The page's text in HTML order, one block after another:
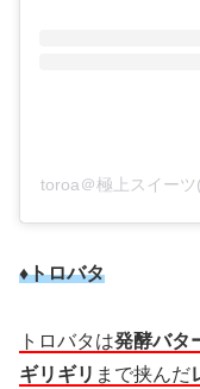
toroa＠極上スイー
♦トロバタ
トロバタは発酵バタ
ギリギリ まで挟んだ